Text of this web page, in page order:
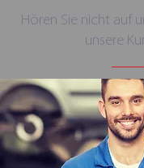
Hören Sie nicht auf
unsere